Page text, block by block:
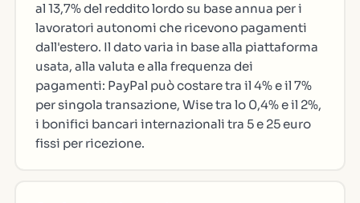
al 13,7% del reddito lordo su base annua per i
lavoratori autonomi che ricevono pagamenti
dall'estero. Il dato varia in base alla piattaforma
usata, alla valuta e alla frequenza dei
pagamenti: PayPal può costare tra il 4% e il 7%
per singola transazione, Wise tra lo 0,4% e il 2%,
i bonifici bancari internazionali tra 5 e 25 euro
fissi per ricezione.